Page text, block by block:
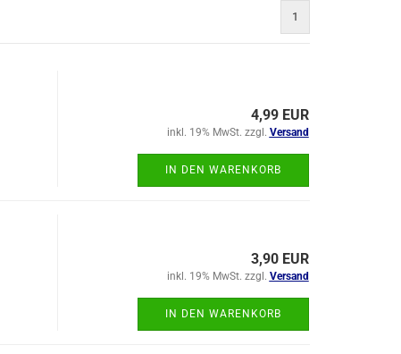
1
4,99 EUR
inkl. 19% MwSt. zzgl. Versand
IN DEN WARENKORB
3,90 EUR
inkl. 19% MwSt. zzgl. Versand
IN DEN WARENKORB